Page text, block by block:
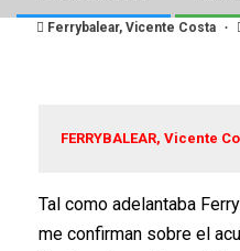
Ferrybalear, Vicente Costa
FERRYBALEAR, Vicente
Tal como adelantaba
me confirman sobre el